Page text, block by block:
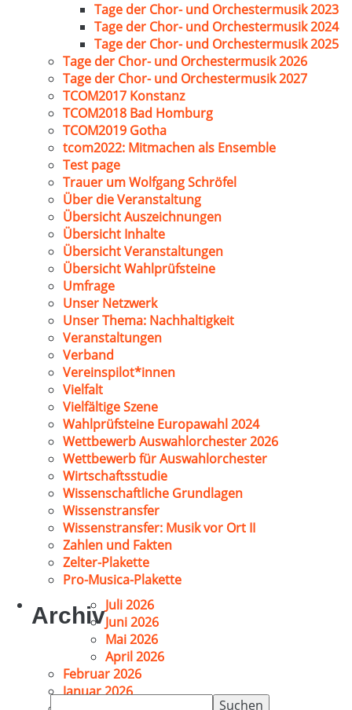
Tage der Chor- und Orchestermusik 2023
Tage der Chor- und Orchestermusik 2024
Tage der Chor- und Orchestermusik 2025
Tage der Chor- und Orchestermusik 2026
Tage der Chor- und Orchestermusik 2027
TCOM2017 Konstanz
TCOM2018 Bad Homburg
TCOM2019 Gotha
tcom2022: Mitmachen als Ensemble
Test page
Trauer um Wolfgang Schröfel
Über die Veranstaltung
Übersicht Auszeichnungen
Übersicht Inhalte
Übersicht Veranstaltungen
Übersicht Wahlprüfsteine
Umfrage
Unser Netzwerk
Unser Thema: Nachhaltigkeit
Veranstaltungen
Verband
Vereinspilot*innen
Vielfalt
Vielfältige Szene
Wahlprüfsteine Europawahl 2024
Wettbewerb Auswahlorchester 2026
Wettbewerb für Auswahlorchester
Wirtschaftsstudie
Wissenschaftliche Grundlagen
Wissenstransfer
Wissenstransfer: Musik vor Ort II
Zahlen und Fakten
Zelter-Plakette
Pro-Musica-Plakette
ArchivJuli 2026
Juni 2026
Mai 2026
April 2026
Februar 2026
Januar 2026